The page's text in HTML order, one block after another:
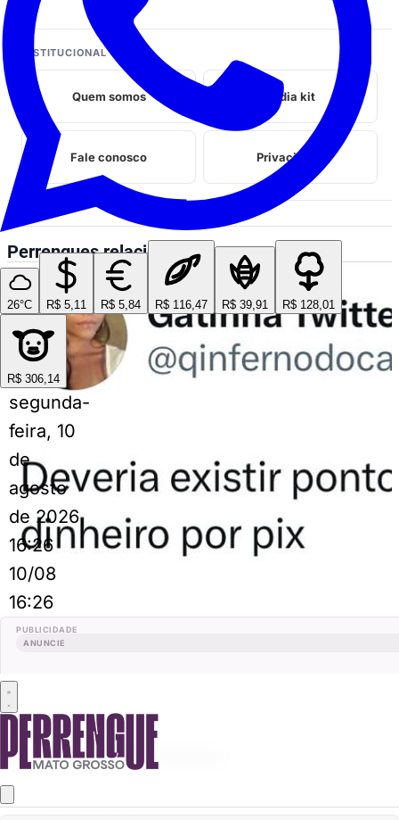
26°C R$ 5,11 R$ 5,84 R$ 116,47 R$ 39,91 R$ 128,01
R$ 306,14
segunda-
feira, 10
de
agosto
de 2026
16:26
10/08
16:26
PUBLICIDADE
ANUNCIE
INSTITUCIONAL
Quem somos Midia kit
Fale conosco Privacidade
Perrengues relacionados
MEMES DO VOVÔ
Perrengue Mato Grosso